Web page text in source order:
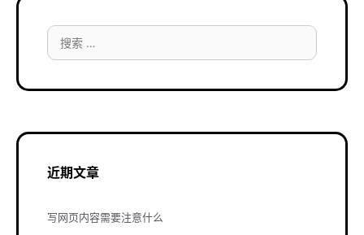
搜
索：
近期文章
写网页内容需要注意什么